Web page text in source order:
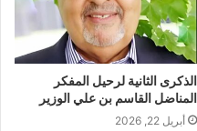
الذكرى الثانية لرحيل المفكر
المناضل القاسم بن علي الوزير
أبريل 22, 2026